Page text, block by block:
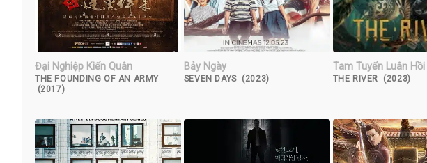
Đại Nghiệp Kiến Quân
THE FOUNDING OF AN ARMY
(2017)
Bảy Ngày
SEVEN DAYS (2023)
Tam Tuyến Luân Hồi
THE RIVER (2023)